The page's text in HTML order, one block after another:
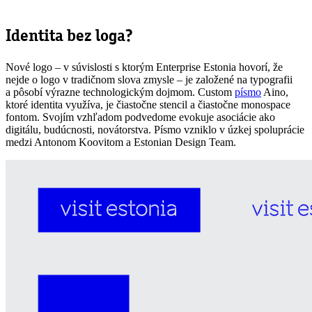
Identita bez loga?
Nové logo – v súvislosti s ktorým Enterprise Estonia hovorí, že
nejde o logo v tradičnom slova zmysle – je založené na typografii
a pôsobí výrazne technologickým dojmom. Custom písmo Aino,
ktoré identita využíva, je čiastočne stencil a čiastočne monospace
fontom. Svojím vzhľadom podvedome evokuje asociácie ako
digitálu, budúcnosti, novátorstva. Písmo vzniklo v úzkej spoluprácie
medzi Antonom Koovitom a Estonian Design Team.